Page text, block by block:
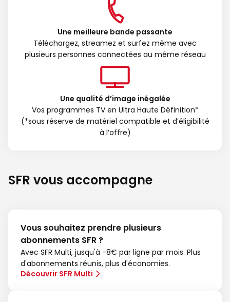
Une meilleure bande passante
Téléchargez, streamez et surfez même avec
plusieurs personnes connectées au même réseau
Une qualité d’image inégalée
Vos programmes TV en Ultra Haute Définition*
(*sous réserve de matériel compatible et d’éligibilité
à l’offre)
SFR vous accompagne
Vous souhaitez prendre plusieurs
abonnements SFR ?
Avec SFR Multi, jusqu'à -8€ par ligne par mois. Plus
d'abonnements réunis, plus d'économies.
Découvrir SFR Multi